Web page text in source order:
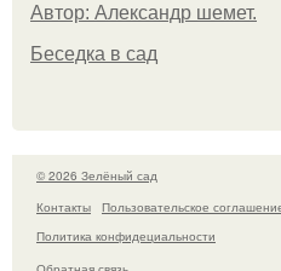
Автор: Александр шемет.
Беседка в сад
© 2026 Зелёный сад
Контакты
Пользовательское
Политика конфидециальности